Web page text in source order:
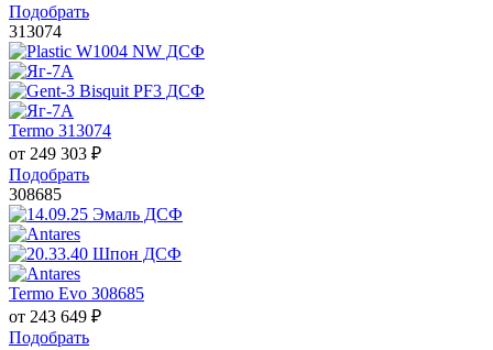
Подобрать
313074
Termo 313074
от 249 303 ₽
Подобрать
308685
Termo Evo 308685
от 243 649 ₽
Подобрать